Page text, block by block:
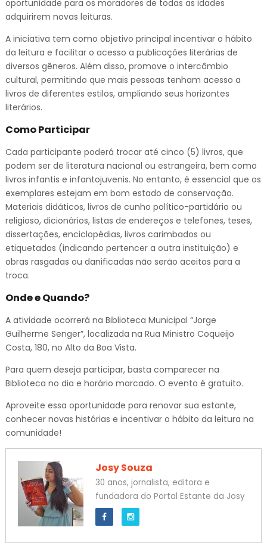
oportunidade para os moradores de todas as idades
adquirirem novas leituras.
A iniciativa tem como objetivo principal incentivar o hábito
da leitura e facilitar o acesso a publicações literárias de
diversos gêneros. Além disso, promove o intercâmbio
cultural, permitindo que mais pessoas tenham acesso a
livros de diferentes estilos, ampliando seus horizontes
literários.
Como Participar
Cada participante poderá trocar até cinco (5) livros, que
podem ser de literatura nacional ou estrangeira, bem como
livros infantis e infantojuvenis. No entanto, é essencial que os
exemplares estejam em bom estado de conservação.
Materiais didáticos, livros de cunho político-partidário ou
religioso, dicionários, listas de endereços e telefones, teses,
dissertações, enciclopédias, livros carimbados ou
etiquetados (indicando pertencer a outra instituição) e
obras rasgadas ou danificadas não serão aceitos para a
troca.
Onde e Quando?
A atividade ocorrerá na Biblioteca Municipal “Jorge
Guilherme Senger”, localizada na Rua Ministro Coqueijo
Costa, 180, no Alto da Boa Vista.
Para quem deseja participar, basta comparecer na
Biblioteca no dia e horário marcado. O evento é gratuito.
Aproveite essa oportunidade para renovar sua estante,
conhecer novas histórias e incentivar o hábito da leitura na
comunidade!
Josy Souza
30 anos, jornalista, editora e
fundadora do Portal Estante da Josy